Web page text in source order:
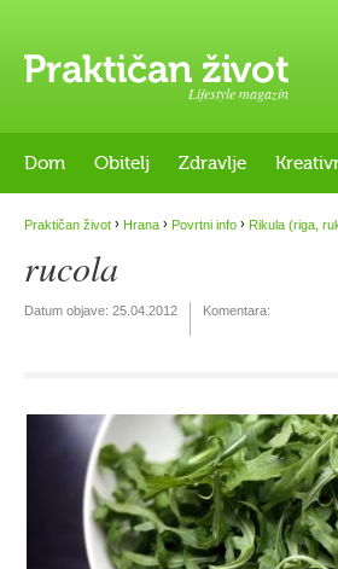
Lifestyle magazin
Dom Obitelj Zdravlje
Praktičan život › Hrana › Povrtni info › Rikula (riga,
rucola
Datum objave: 25.04.2012 Komentara: